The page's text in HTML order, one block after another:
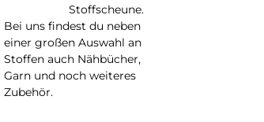
Stoffscheune.
Bei uns findest du neben
einer großen Auswahl an
Stoffen auch Nähbücher,
Garn und noch weiteres
Zubehör.